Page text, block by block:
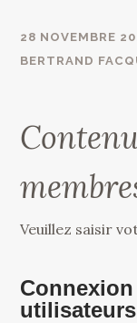
28 NOVEMBRE
BERTRAND
Veuillez saisir